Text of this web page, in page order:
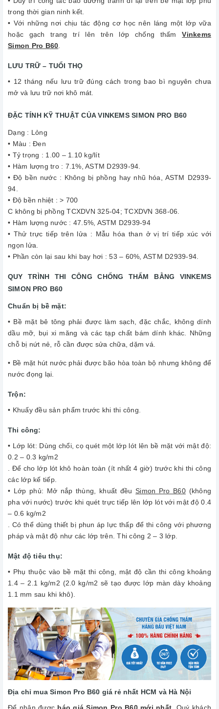
trong thời gian ninh kết.
• Với những nơi chịu tác động cơ học nên láng một lớp vữa
hoặc gạch trang trí lên trên lớp chống thấmVinkems
Simon Pro B60
LƯU TRỮ – TUỔI THỌ
• 12 tháng nếu lưu trữ đúng cách trong bao bì nguyên chưa
mở và lưu trữ nơi khô mát.
ĐẶC TÍNH KỸ THUẬT CỦA VINKEMS SIMON PRO B60
Dạng : Lỏng
• Màu : Đen
• Tỷ trọng : 1.00 – 1.10 kg/lít
• Hàm lượng tro : 7.1%, ASTM D2939-94.
• Độ bền nước : Không bị phồng hay nhũ hóa, ASTM D2939-
94.
• Độ bền nhiệt : > 700
C không bị phồng TCXDVN 325-04; TCXDVN 368-06.
• Hàm lượng nước : 47.5%, ASTM D2939-94
• Thử trực tiếp trên lửa : Mẫu hóa than ở vị trí tiếp xúc với
ngọn lửa.
• Phần còn lại sau khi bay hơi : 53 – 60%, ASTM D2939-94.
QUY TRÌNH THI CÔNG CHỐNG THẤM BẰNG VINKEMS
SIMON PRO B60
Chuẩn bị bề mặt:
• Bề mặt bê tông phải được làm sạch, đặc chắc, không dính
dầu mỡ, bụi xi măng và các tạp chất bám dính khác. Những
chỗ bị nứt nẻ, rỗ cần được sửa chữa, dặm vá.
• Bề mặt hút nước phải được bão hòa toàn bộ nhưng không để
nước đọng lại.
Trộn:
• Khuấy đều sản phẩm trước khi thi công.
Thi công:
• Lớp lót: Dùng chổi, cọ quét một lớp lót lên bề mặt với mật độ:
0.2 – 0.3 kg/m2
. Để cho lớp lót khô hoàn toàn (ít nhất 4 giờ) trước khi thi công
các lớp kế tiếp.
• Lớp phủ: Mở nắp thùng, khuất đềuSimon Pro B60(không
pha với nước) trước khi quét trực tiếp lên lớp lót với mật độ 0.4
– 0.6 kg/m2
. Có thể dùng thiết bị phun áp lực thấp để thi công với phương
pháp và mật độ như các lớp trên. Thi công 2 – 3 lớp.
Mật độ tiêu thụ:
• Phụ thuộc vào bề mặt thi công, mật độ cần thi công khoảng
1.4 – 2.1 kg/m2 (2.0 kg/m2 sẽ tạo được lớp màn dày khoảng
1.1 mm sau khi khô).
Địa chỉ mua Simon Pro B60 giá rẻ nhất HCM và Hà Nội